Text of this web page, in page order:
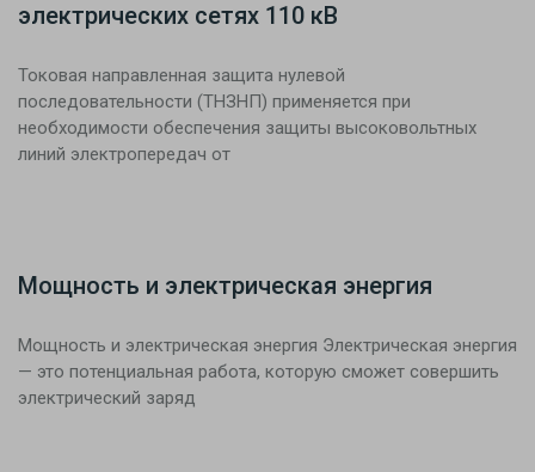
электрических сетях 110 кВ
Токовая направленная защита нулевой
последовательности (ТНЗНП) применяется при
необходимости обеспечения защиты высоковольтных
линий электропередач от
Мощность и электрическая энергия
Мощность и электрическая энергия Электрическая энергия
— это потенциальная работа, которую сможет совершить
электрический заряд